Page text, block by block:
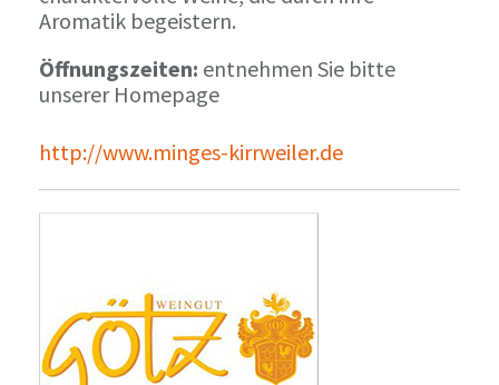
Aromatik begeistern.
Öffnungszeiten: entnehmen Sie bitte
unserer Homepage
http://www.minges-kirrweiler.de